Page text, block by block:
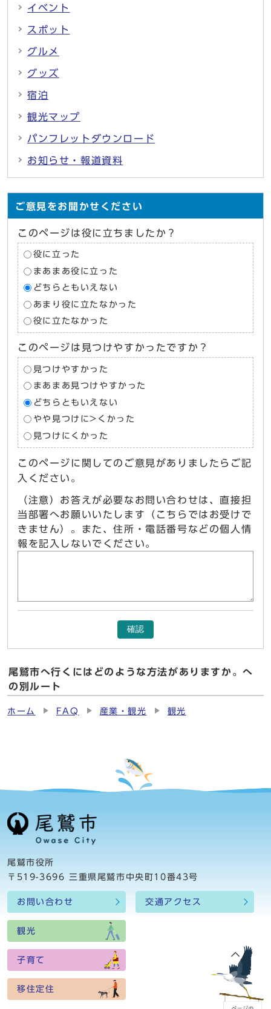
イベント
スポット
グルメ
グッズ
宿泊
観光マップ
パンフレットダウンロード
お知らせ・報道資料
ご意見をお聞かせください
このページは役に立ちましたか？
役に立った
まあまあ役に立った
どちらともいえない
あまり役に立たなかった
役に立たなかった
このページは見つけやすかったですか？
見つけやすかった
まあまあ見つけやすかった
どちらともいえない
やや見つけに>くかった
見つけにくかった
このページに関してのご意見がありましたらご記
入ください。
（注意）お答えが必要なお問い合わせは、直接担
当部署へお願いいたします（こちらではお受けで
きません）。また、住所・電話番号などの個人情
報を記入しないでください。
確認
尾鷲市へ行くにはどのような方法がありますか。へ
の別ルート
ホーム FAQ 産業・観光 観光
尾鷲市役所
〒519-3696 三重県尾鷲市中央町10番43号
お問い合わせ 交通アクセス
観光
子育て
移住定住